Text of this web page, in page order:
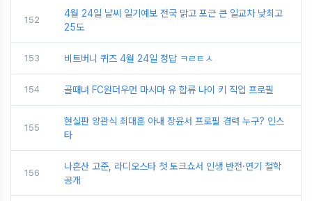
152
4월 24일 날씨 일기예보 전국 맑고 포근 큰 일교차 낮최고
25도
153 비트버니 퀴즈 4월 24일 정답 ㅋㄹㅌㅅ
154 골때녀 FC원더우먼 마시마 유 합류 나이 키 직업 프로필
155
현실판 양관식 최대훈 아내 장윤서 프로필 경력 누구? 인스
타
156
나혼산 고준, 라디오스타 첫 토크쇼서 인생 반전·연기 철학
공개